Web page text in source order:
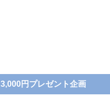
3,000円プレゼント企画